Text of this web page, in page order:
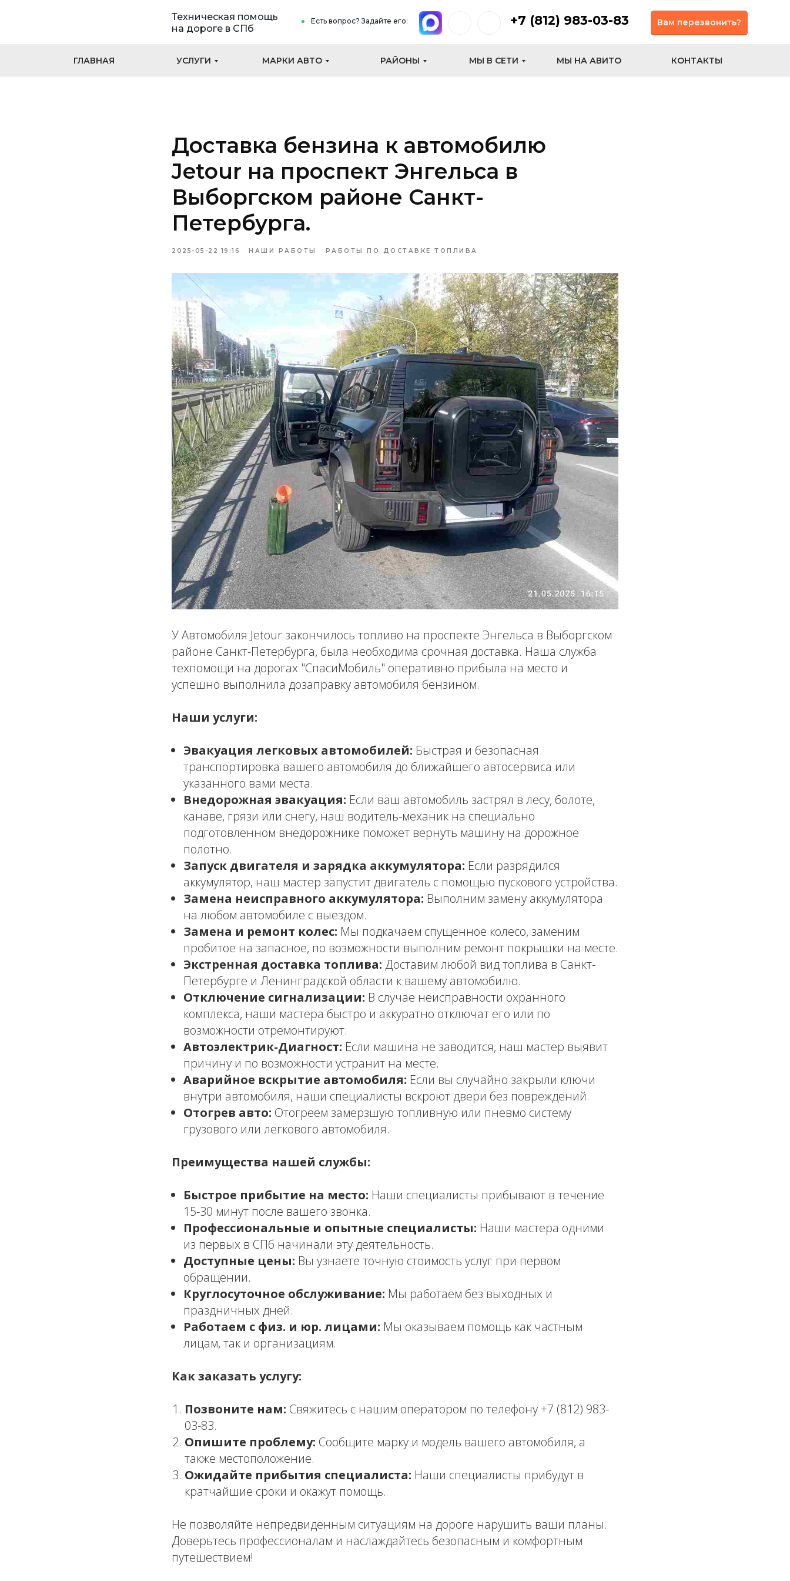
Есть вопрос? Задайте его:
ГЛАВНАЯ
+7 (812) 983-03-83
УСЛУГИ МАРКИ АВТО РАЙОНЫ МЫ В СЕТИ МЫ НА АВИТО КОНТАКТЫ
Вам перезвонить?
Техническая помощь
на дороге в СПб
Доставка бензина к автомобилю
Jetour на проспект Энгельса в
Выборгском районе Санкт-
Петербурга.
2025-05-22 19:16 НАШИ РАБОТЫ РАБОТЫ ПО ДОСТАВКЕ ТОПЛИВА
У Автомобиля Jetour закончилось топливо на проспекте Энгельса в Выборгском
районе Санкт-Петербурга, была необходима срочная доставка. Наша служба
техпомощи на дорогах "СпасиМобиль" оперативно прибыла на место и
успешно выполнила дозаправку автомобиля бензином.
Наши услуги:
Эвакуация легковых автомобилей: Быстрая и безопасная
транспортировка вашего автомобиля до ближайшего автосервиса или
указанного вами места.
Внедорожная эвакуация: Если ваш автомобиль застрял в лесу, болоте,
канаве, грязи или снегу, наш водитель-механик на специально
подготовленном внедорожнике поможет вернуть машину на дорожное
полотно.
Запуск двигателя и зарядка аккумулятора: Если разрядился
аккумулятор, наш мастер запустит двигатель с помощью пускового устройства.
Замена неисправного аккумулятора: Выполним замену аккумулятора
на любом автомобиле с выездом.
Замена и ремонт колес: Мы подкачаем спущенное колесо, заменим
пробитое на запасное, по возможности выполним ремонт покрышки на месте.
Экстренная доставка топлива: Доставим любой вид топлива в Санкт-
Петербурге и Ленинградской области к вашему автомобилю.
Отключение сигнализации: В случае неисправности охранного
комплекса, наши мастера быстро и аккуратно отключат его или по
возможности отремонтируют.
Автоэлектрик-Диагност: Если машина не заводится, наш мастер выявит
причину и по возможности устранит на месте.
Аварийное вскрытие автомобиля: Если вы случайно закрыли ключи
внутри автомобиля, наши специалисты вскроют двери без повреждений.
Отогрев авто: Отогреем замерзшую топливную или пневмо систему
грузового или легкового автомобиля.
Преимущества нашей службы:
Быстрое прибытие на место: Наши специалисты прибывают в течение
15-30 минут после вашего звонка.
Профессиональные и опытные специалисты: Наши мастера одними
из первых в СПб начинали эту деятельность.
Доступные цены: Вы узнаете точную стоимость услуг при первом
обращении.
Круглосуточное обслуживание: Мы работаем без выходных и
праздничных дней.
Работаем с физ. и юр. лицами: Мы оказываем помощь как частным
лицам, так и организациям.
Как заказать услугу:
Позвоните нам: Свяжитесь с нашим оператором по телефону +7 (812) 983-
03-83.
Опишите проблему: Сообщите марку и модель вашего автомобиля, а
также местоположение.
Ожидайте прибытия специалиста: Наши специалисты прибудут в
кратчайшие сроки и окажут помощь.
Не позволяйте непредвиденным ситуациям на дороге нарушить ваши планы.
Доверьтесь профессионалам и наслаждайтесь безопасным и комфортным
путешествием!